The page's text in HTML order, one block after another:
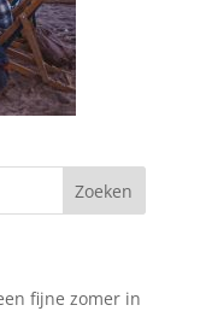
fijne zomer in